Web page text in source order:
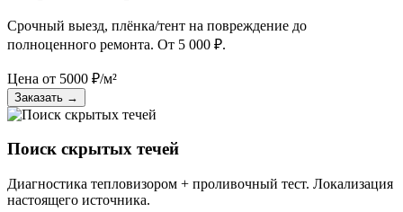
Срочный выезд, плёнка/тент на повреждение до
полноценного ремонта. От 5 000 ₽.
Цена от 5000 ₽/м²
Заказать →
Поиск скрытых течей
Диагностика тепловизором + проливочный тест. Локализация
настоящего источника.